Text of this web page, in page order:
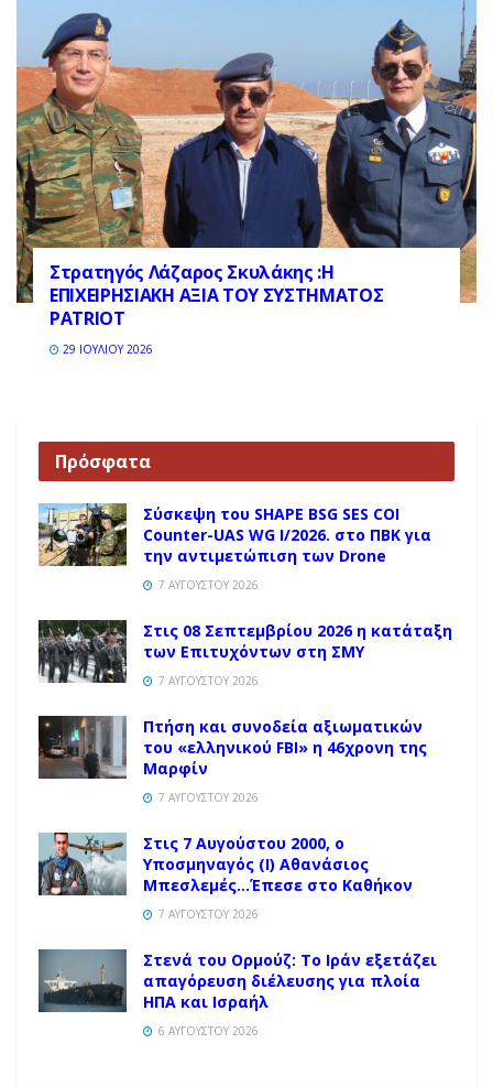
Στρατηγός Λάζαρος Σκυλάκης :Η
ΕΠΙΧΕΙΡΗΣΙΑΚΗ ΑΞΙΑ ΤΟΥ ΣΥΣΤΗΜΑΤΟΣ
PATRIOT
29 ΙΟΥΛΊΟΥ 2026
Πρόσφατα
Σύσκεψη του SHAPE BSG SES COI
Counter-UAS WG I/2026. στο ΠΒΚ για
την αντιμετώπιση των Drone
7 ΑΥΓΟΎΣΤΟΥ 2026
Στις 08 Σεπτεμβρίου 2026 η κατάταξη
των Επιτυχόντων στη ΣΜΥ
7 ΑΥΓΟΎΣΤΟΥ 2026
Πτήση και συνοδεία αξιωματικών
του «ελληνικού FBI» η 46χρονη της
Μαρφίν
7 ΑΥΓΟΎΣΤΟΥ 2026
Στις 7 Αυγούστου 2000, ο
Υποσμηναγός (Ι) Αθανάσιος
Μπεσλεμές…Έπεσε στο Καθήκον
7 ΑΥΓΟΎΣΤΟΥ 2026
Στενά του Ορμούζ: Το Ιράν εξετάζει
απαγόρευση διέλευσης για πλοία
ΗΠΑ και Ισραήλ
6 ΑΥΓΟΎΣΤΟΥ 2026